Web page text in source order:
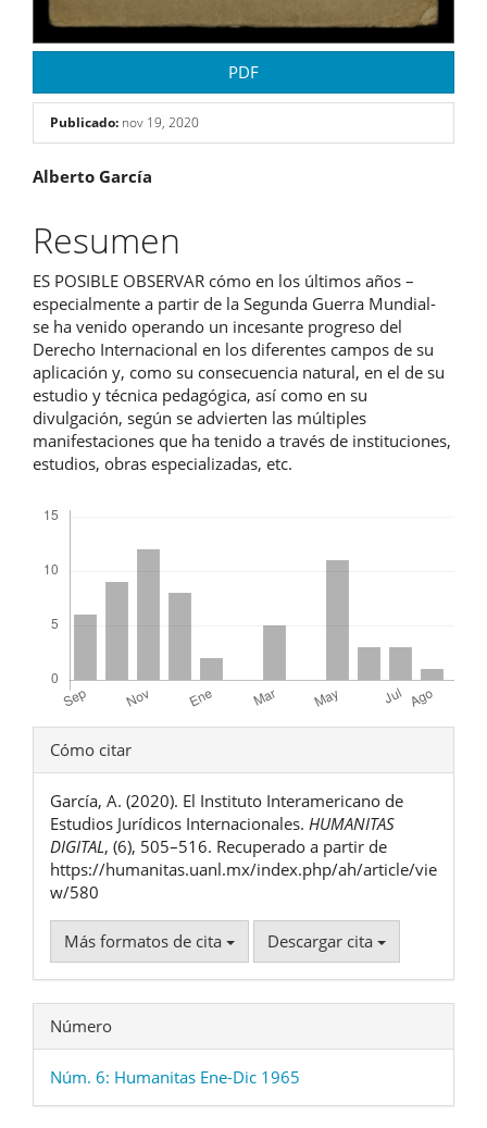
PDF
Publicado: nov 19, 2020
Contenido
principal
del
artículo
Alberto García
Resumen
ES POSIBLE OBSERVAR cómo en los últimos años –
especialmente a partir de la Segunda Guerra Mundial-
se ha venido operando un incesante progreso del
Derecho Internacional en los diferentes campos de su
aplicación y, como su consecuencia natural, en el de su
estudio y técnica pedagógica, así como en su
divulgación, según se advierten las múltiples
manifestaciones que ha tenido a través de instituciones,
estudios, obras especializadas, etc.
Detalles
del
artículo
Cómo citar
García, A. (2020). El Instituto Interamericano de
Estudios Jurídicos Internacionales. HUMANITAS
DIGITAL, (6), 505–516. Recuperado a partir de
https://humanitas.uanl.mx/index.php/ah/article/vie
w/580
Más formatos de cita Descargar cita
Número
Núm. 6: Humanitas Ene-Dic 1965